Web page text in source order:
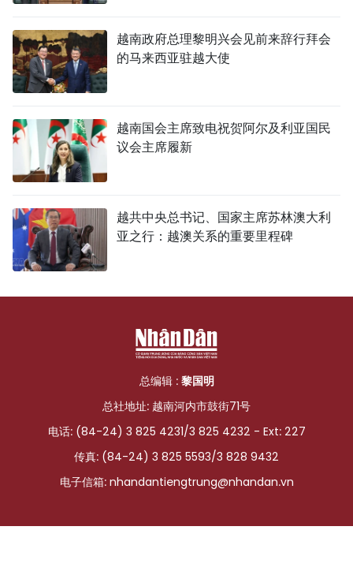
越南政府总理黎明兴会见前来辞行拜会
的马来西亚驻越大使
越南国会主席致电祝贺阿尔及利亚国民
议会主席履新
越共中央总书记、国家主席苏林澳大利
亚之行：越澳关系的重要里程碑
总编辑 : 黎国明
总社地址: 越南河内市鼓街71号
电话: (84-24) 3 825 4231/3 825 4232 - Ext: 227
传真: (84-24) 3 825 5593/3 828 9432
电子信箱: nhandantiengtrung@nhandan.vn